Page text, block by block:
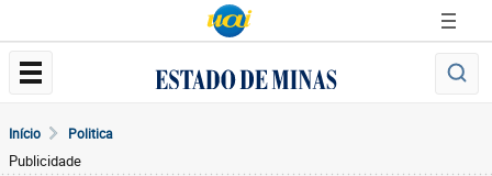
Início Politica
Publicidade